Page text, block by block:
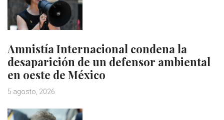
Amnistía Internacional condena la
desaparición de un defensor ambiental
en oeste de México
5 agosto, 2026